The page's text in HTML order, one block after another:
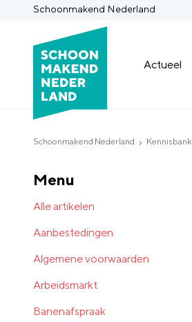
Schoonmakend Nederland
Actueel
Schoonmakend Nederland Kennisbank
Menu
Alle artikelen
Aanbestedingen
Algemene voorwaarden
Arbeidsmarkt
Banenafspraak